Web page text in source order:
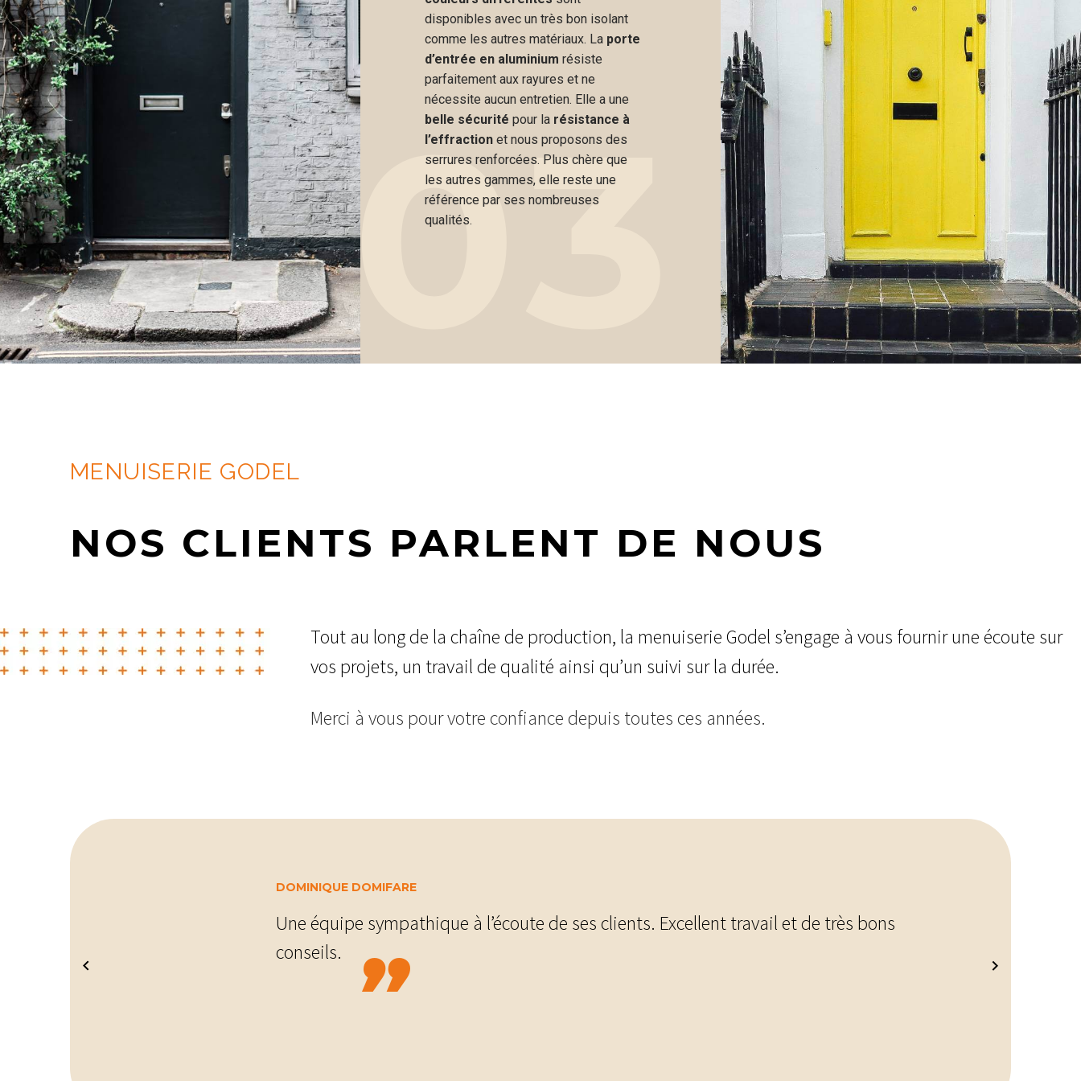
disponibles avec un très bon isolant
comme les autres matériaux. La porte
d’entrée en aluminium résiste
parfaitement aux rayures et ne
nécessite aucun entretien. Elle a une
belle sécurité pour la résistance à
l’effraction et nous proposons des
serrures renforcées. Plus chère que
les autres gammes, elle reste une
référence par ses nombreuses
qualités.
03
MENUISERIE GODEL
NOS CLIENTS PARLENT DE NOUS
Tout au long de la chaîne de production, la menuiserie Godel s’engage à vous fournir une écoute sur
vos projets, un travail de qualité ainsi qu’un suivi sur la durée.
Merci à vous pour votre confiance depuis toutes ces années.
DOMINIQUE DOMIFARE
Une équipe sympathique à l’écoute de ses clients. Excellent travail et de très bons
conseils.
